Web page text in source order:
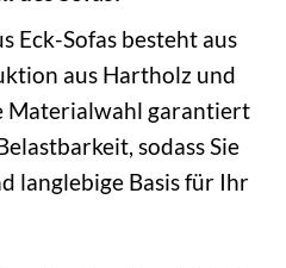
Eck-Sofas besteht aus
aus Hartholz und
Materialwahl garantiert
sodass Sie
langlebige Basis für Ihr